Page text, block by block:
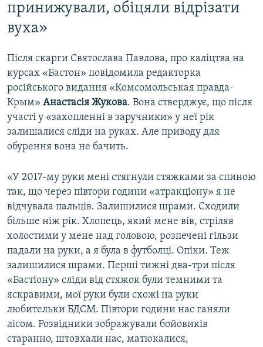
принижували, обіцяли відрізати
вуха»
Після скарги Святослава Павлова, про каліцтва на
курсах «Бастон» повідомила редакторка
російського видання «Комсомольськая правда-
Крым» Анастасія Жукова. Вона стверджує, що після
участі у «захопленні в заручники» у неї рік
залишалися сліди на руках. Але приводу для
обурення вона не бачить.
«У 2017-му руки мені стягнули стяжками за спиною
так, що через півтори години «атракціону» я не
відчувала пальців. Залишилися шрами. Сходили
більше ніж рік. Хлопець, який мене вів, стріляв
холостими у мене над головою, розпечені гільзи
падали на руки, а я була в футболці. Опіки. Теж
залишилися шрами. Перші тижні два-три після
«Бастіону» сліди від стяжок були темними та
яскравими, мої руки були схожі на руки
любительки БДСМ. Півтори години нас ганяли
лісом. Розвідники зображували бойовиків
старанно, штовхали нас, матюкалися,